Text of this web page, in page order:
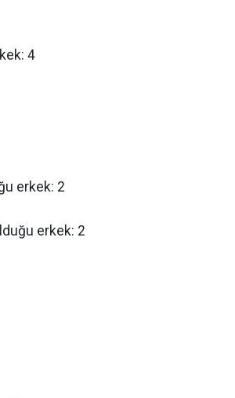
4
erkek: 2
erkek: 2